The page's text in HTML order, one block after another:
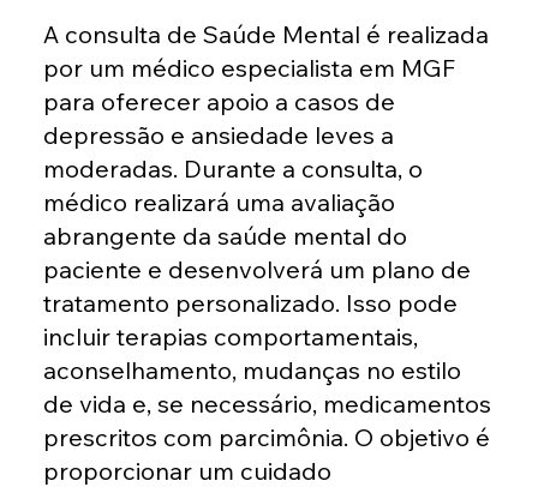
A consulta de Saúde Mental é realizada
por um médico especialista em MGF
para oferecer apoio a casos de
depressão e ansiedade leves a
moderadas. Durante a consulta, o
médico realizará uma avaliação
abrangente da saúde mental do
paciente e desenvolverá um plano de
tratamento personalizado. Isso pode
incluir terapias comportamentais,
aconselhamento, mudanças no estilo
de vida e, se necessário, medicamentos
prescritos com parcimônia. O objetivo é
proporcionar um cuidado